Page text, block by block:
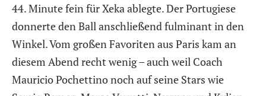
44. Minute fein für Xeka ablegte. Der Portugiese
donnerte den Ball anschließend fulminant in den
Winkel. Vom großen Favoriten aus Paris kam an
diesem Abend recht wenig – auch weil Coach
Mauricio Pochettino noch auf seine Stars wie